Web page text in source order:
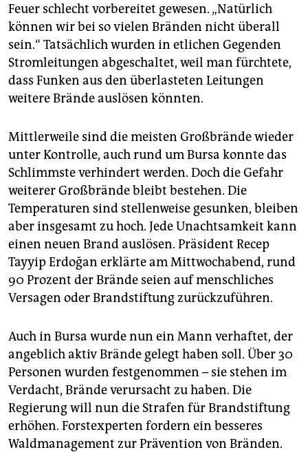
Feuer schlecht vorbereitet gewesen. „Natürlich
können wir bei so vielen Bränden nicht überall
sein.“ Tatsächlich wurden in etlichen Gegenden
Stromleitungen abgeschaltet, weil man fürchtete,
dass Funken aus den überlasteten Leitungen
weitere Brände auslösen könnten.
Mittlerweile sind die meisten Großbrände wieder
unter Kontrolle, auch rund um Bursa konnte das
Schlimmste verhindert werden. Doch die Gefahr
weiterer Großbrände bleibt bestehen. Die
Temperaturen sind stellenweise gesunken, bleiben
aber insgesamt zu hoch. Jede Unachtsamkeit kann
einen neuen Brand auslösen. Präsident Recep
Tayyip Erdoğan erklärte am Mittwochabend, rund
90 Prozent der Brände seien auf menschliches
Versagen oder Brandstiftung zurückzuführen.
Auch in Bursa wurde nun ein Mann verhaftet, der
angeblich aktiv Brände gelegt haben soll. Über 30
Personen wurden festgenommen – sie stehen im
Verdacht, Brände verursacht zu haben. Die
Regierung will nun die Strafen für Brandstiftung
erhöhen. Forstexperten fordern ein besseres
Waldmanagement zur Prävention von Bränden.